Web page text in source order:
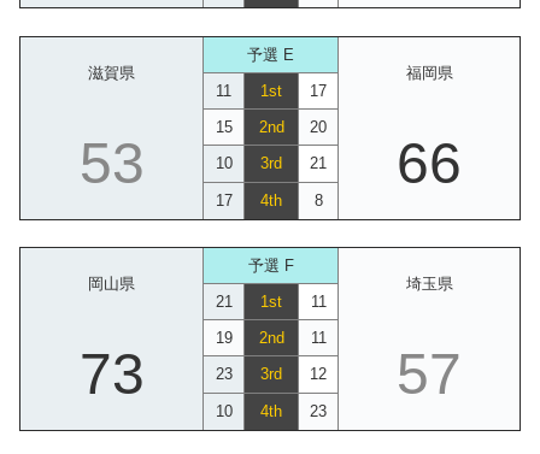
滋賀県
予選 E
福岡県
11
1st 17
53
15 2nd 20
66
10 3rd 21
17 4th 8
岡山県
予選 F
埼玉県
21
1st 11
73
19 2nd 11
57
23 3rd 12
10 4th 23